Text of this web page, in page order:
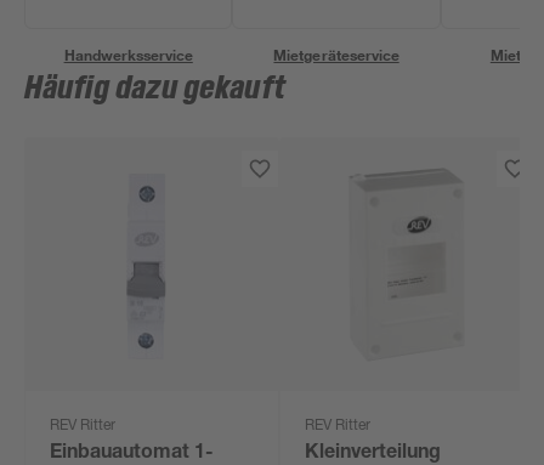
Handwerksservice Mietgeräteservice
Häufig dazu gekauft
REV Ritter
Einbauautomat 1-
REV Ritter
Kleinverteilung